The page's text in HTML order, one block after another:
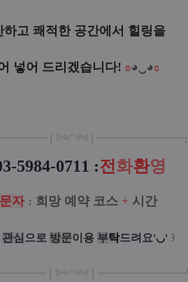
하고 쾌적한 공간에서 힐링을
넣어 드리겠습니다! ʚ◕‿◕ɞ
━━━━ ❘༻༺❘ ━━━━━━━━┓
5984-0711 :전화환영
문자 : 희망 예약 코스 + 시간
관심 으로 방문이용 부탁드려요'◡' ꒱
━━━━━━━━┛